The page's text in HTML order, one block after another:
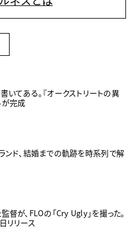
いてある。『オークストリートの異
が完成
ンド、結婚までの軌跡を時系列で解
督が、FLOの「Cry Ugly」を撮った。
リリース